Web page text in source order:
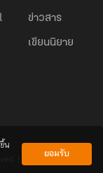
ข่าวสาร
เขียนนิยาย
น
ยอมรับ